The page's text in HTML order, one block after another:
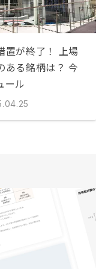
置が終了！ 上場
ある銘柄は？ 今
ール